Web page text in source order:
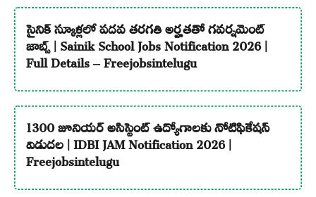
సైనిక్ స్కూళ్లలో పదవ తరగతి అర్హతతో గవర్నమెంట్
జాబ్స్ | Sainik School Jobs Notification 2026 |
Full Details – Freejobsintelugu
1300 జూనియర్ అసిస్టెంట్ ఉద్యోగాలకు నోటిఫికేషన్
విడుదల | IDBI JAM Notification 2026 |
Freejobsintelugu